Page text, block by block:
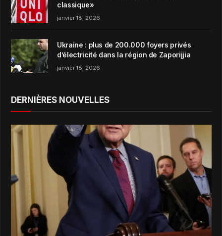
classique»
janvier 18, 2026
Ukraine : plus de 200.000 foyers privés
d’électricité dans la région de Zaporijjia
janvier 18, 2026
DERNIÈRES NOUVELLES